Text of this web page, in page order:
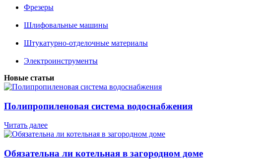
Фрезеры
Шлифовальные машины
Штукатурно-отделочные материалы
Электроинструменты
Новые статьи
Полипропиленовая система водоснабжения
Читать далее
Обязательна ли котельная в загородном доме